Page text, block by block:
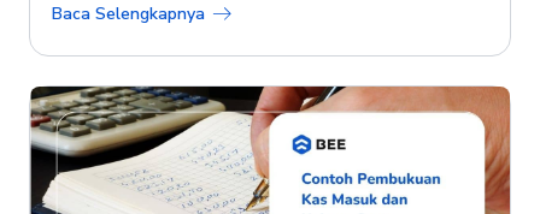
Baca Selengkapnya